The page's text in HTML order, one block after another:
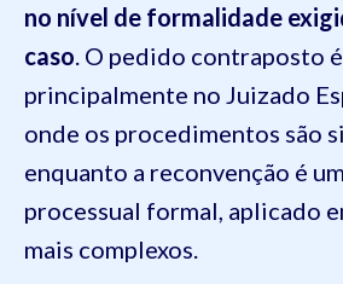
no nível de formalidade
caso . O pedido contraposto
principalmente no Juizado
onde os procedimentos são
enquanto a reconvenção é
processual formal, aplicado
mais complexos.